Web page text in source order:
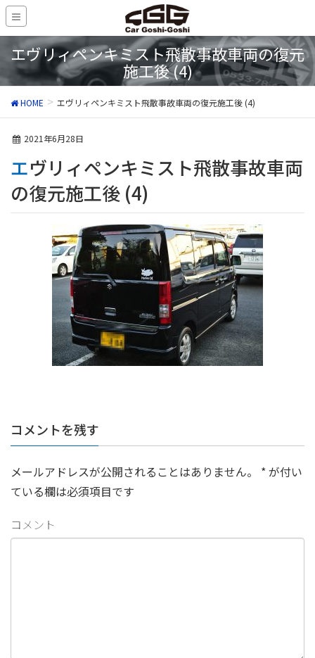
エヴリィペンキミスト飛散事故車両の復元
施工後 (4)
HOME エヴリィペンキミスト飛散事故車両の復元施工後 (4)
2021年6月28日
エヴリィペンキミスト飛散事故車両
の復元施工後 (4)
コメントを残す
メールアドレスが公開されることはありません。 *が付い
ている欄は必須項目です
コメント